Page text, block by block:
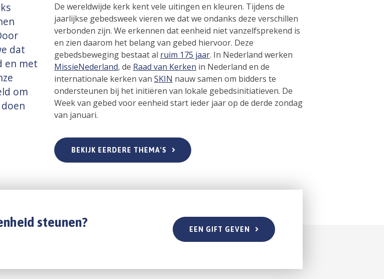
dat
en met
om
De wereldwijde kerk kent vele uitingen en kleuren. Tijdens de
jaarlijkse gebedsweek vieren we dat we ondanks deze verschillen
verbonden zijn. We erkennen dat eenheid niet vanzelfsprekend is
en zien daarom het belang van gebed hiervoor. Deze
gebedsbeweging bestaat al ruim 175 jaar. In Nederland werken
MissieNederland, de Raad van Kerken in Nederland en de
internationale kerken van SKIN nauw samen om bidders te
ondersteunen bij het initiëren van lokale gebedsinitiatieven. De
Week van gebed voor eenheid start ieder jaar op de derde zondag
van januari.
BEKIJK EERDERE THEMA'S
steunen?
EEN GIFT GEVEN